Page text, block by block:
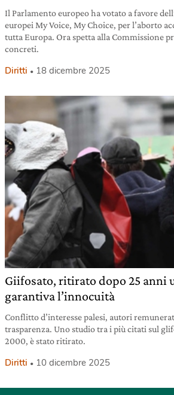
Il Parlamento europeo ha votato a favore
europei My Voice, My Choice, per l’aborto
tutta Europa. Ora spetta alla Commissione
concreti.
Diritti 18 dicembre 2025
Giifosato, ritirato dopo 25 anni
garantiva l’innocuità
Conflitto d’interesse palesi, autori
trasparenza. Uno studio tra i più citati sul
2000, è stato ritirato.
Diritti 10 dicembre 2025